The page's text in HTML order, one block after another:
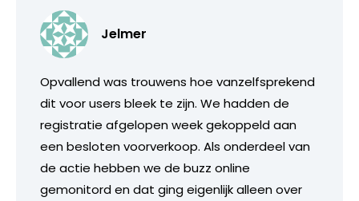
Jelmer
Opvallend was trouwens hoe vanzelfsprekend
dit voor users bleek te zijn. We hadden de
registratie afgelopen week gekoppeld aan
een besloten voorverkoop. Als onderdeel van
de actie hebben we de buzz online
gemonitord en dat ging eigenlijk alleen over